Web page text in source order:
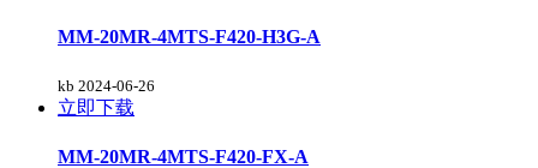
MM-20MR-4MTS-F420-H3G-A
kb 2024-06-26
立即下载
MM-20MR-4MTS-F420-FX-A